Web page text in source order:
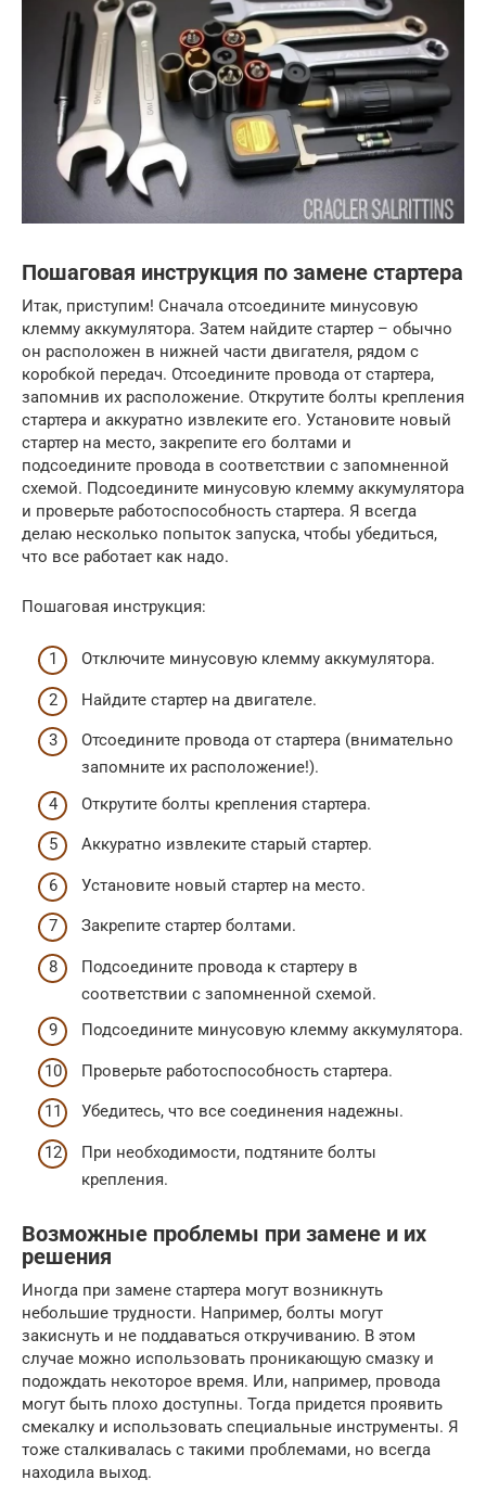
Пошаговая инструкция по замене стартера
Итак, приступим! Сначала отсоедините минусовую
клемму аккумулятора. Затем найдите стартер – обычно
он расположен в нижней части двигателя, рядом с
коробкой передач. Отсоедините провода от стартера,
запомнив их расположение. Открутите болты крепления
стартера и аккуратно извлеките его. Установите новый
стартер на место, закрепите его болтами и
подсоедините провода в соответствии с запомненной
схемой. Подсоедините минусовую клемму аккумулятора
и проверьте работоспособность стартера. Я всегда
делаю несколько попыток запуска, чтобы убедиться,
что все работает как надо.
Пошаговая инструкция:
Отключите минусовую клемму аккумулятора.
Найдите стартер на двигателе.
Отсоедините провода от стартера (внимательно
запомните их расположение!).
Открутите болты крепления стартера.
Аккуратно извлеките старый стартер.
Установите новый стартер на место.
Закрепите стартер болтами.
Подсоедините провода к стартеру в
соответствии с запомненной схемой.
Подсоедините минусовую клемму аккумулятора.
Проверьте работоспособность стартера.
Убедитесь, что все соединения надежны.
При необходимости, подтяните болты
крепления.
Возможные проблемы при замене и их
решения
Иногда при замене стартера могут возникнуть
небольшие трудности. Например, болты могут
закиснуть и не поддаваться откручиванию. В этом
случае можно использовать проникающую смазку и
подождать некоторое время. Или, например, провода
могут быть плохо доступны. Тогда придется проявить
смекалку и использовать специальные инструменты. Я
тоже сталкивалась с такими проблемами, но всегда
находила выход.